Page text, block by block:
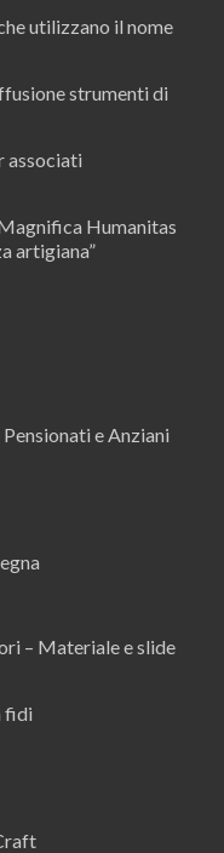
utilizzano il nome
strumenti di
associati
Humanitas
artigiana”
e Anziani
– Materiale e slide
fidi